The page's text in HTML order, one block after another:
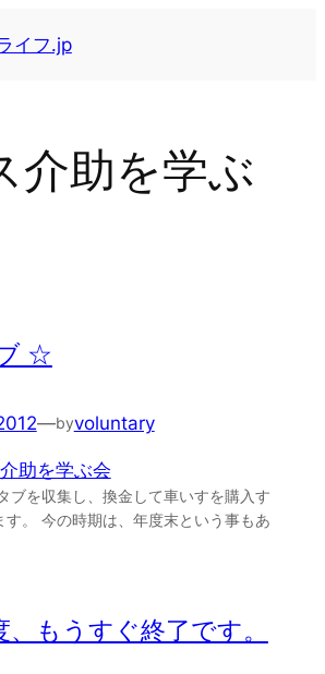
イフ.jp
介助を学ぶ
☆
—byvoluntary
助を学ぶ会
ブを収集し、換金して車いすを購入す
す。 今の時期は、年度末という事もあ
もうすぐ終了です。